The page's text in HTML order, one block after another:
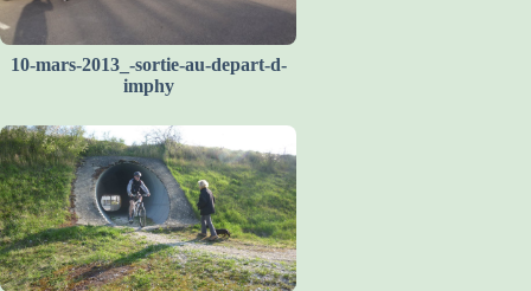
10-mars-2013_-sortie-au-depart-d-
imphy